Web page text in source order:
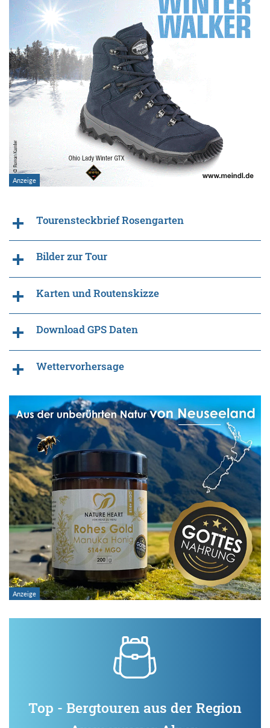
Tourensteckbrief Rosengarten
Bilder zur Tour
Karten und Routenskizze
Download GPS Daten
Wettervorhersage
Top - Bergtouren aus der Region